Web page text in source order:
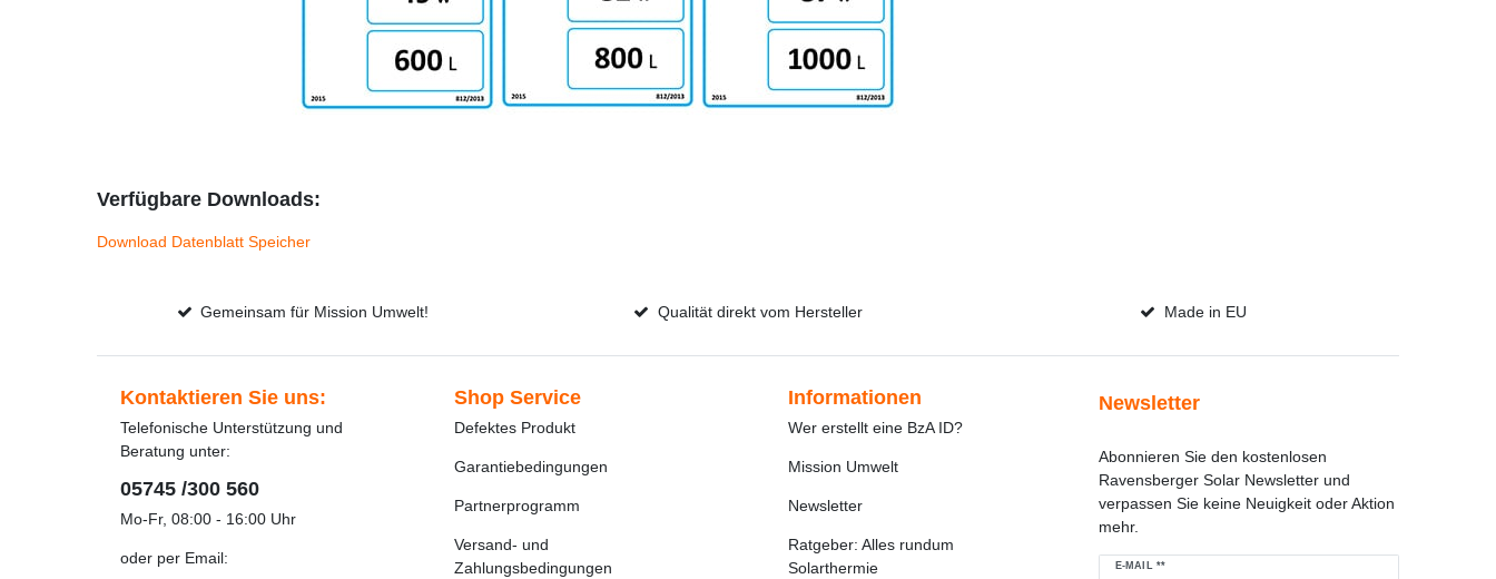
Verfügbare Downloads:
Download Datenblatt Speicher
Gemeinsam für Mission Umwelt! Qualität direkt vom Hersteller Made in EU
Kontaktieren Sie uns:
Telefonische Unterstützung und
Beratung unter:
05745 /300 560
Mo-Fr, 08:00 - 16:00 Uhr
oder per Email:
Shop Service
Defektes Produkt
Garantiebedingungen
Partnerprogramm
Versand- und
Zahlungsbedingungen
Informationen
Wer erstellt eine BzA ID?
Mission Umwelt
Newsletter
Ratgeber: Alles rundum
Solarthermie
Newsletter
Abonnieren Sie den kostenlosen
Ravensberger Solar Newsletter und
verpassen Sie keine Neuigkeit oder Aktion
mehr.
E-MAIL **
Newsletter